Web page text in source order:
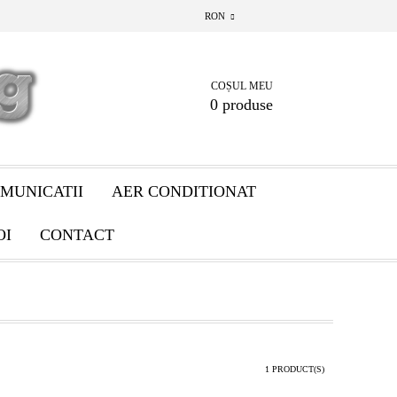
RON
COȘUL MEU
0 produse
AER CONDITIONAT
CONTACT
1 PRODUCT(S)